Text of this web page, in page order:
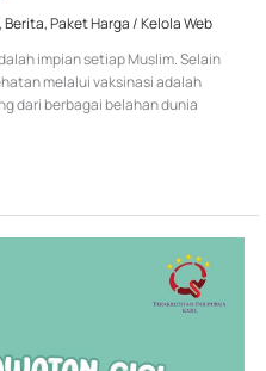
,Berita,Paket Harga/Kelola Web
impian setiap Muslim. Selain
melalui vaksinasi adalah
dari berbagai belahan dunia